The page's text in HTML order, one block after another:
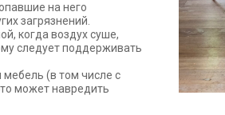
на него
загрязнений.
когда воздух суше,
следует поддерживать
(в том числе с
может навредить